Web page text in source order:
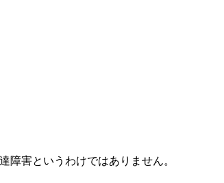
害というわけではありません。